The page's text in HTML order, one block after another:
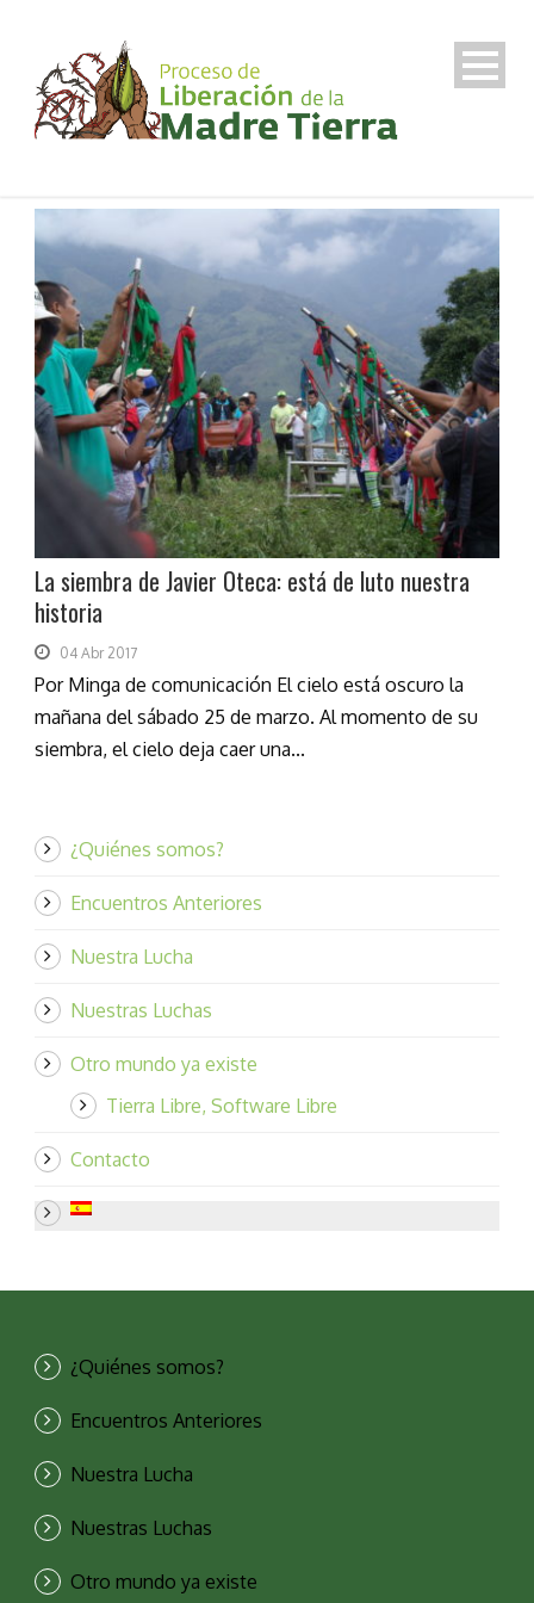
La siembra de Javier Oteca: está de luto nuestra
historia
04 Abr 2017
Por Minga de comunicación El cielo está oscuro la
mañana del sábado 25 de marzo. Al momento de su
siembra, el cielo deja caer una...
¿Quiénes somos?
Encuentros Anteriores
Nuestra Lucha
Nuestras Luchas
Otro mundo ya existe
Tierra Libre, Software Libre
Contacto
¿Quiénes somos?
Encuentros Anteriores
Nuestra Lucha
Nuestras Luchas
Otro mundo ya existe